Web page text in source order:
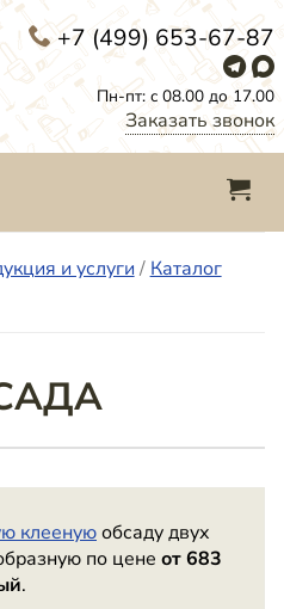
+7 (499) 653-67-87
Пн-пт: с 08.00 до 17.00
Заказать звонок
и услуги / Каталог
клеенуюобсаду двух
по цене от 683
.